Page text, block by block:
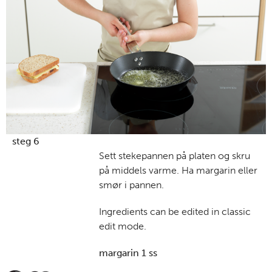
steg 6
Sett stekepannen på platen og skru
på middels varme. Ha margarin eller
smør i pannen.
Ingredients can be edited in classic
edit mode.
margarin 1 ss